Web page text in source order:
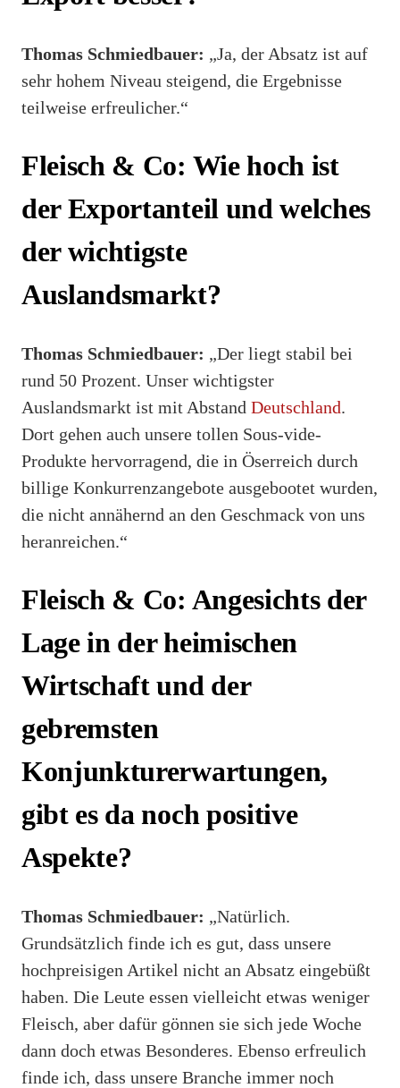
Thomas Schmiedbauer: „Ja, der Absatz ist auf
sehr hohem Niveau steigend, die Ergebnisse
teilweise erfreulicher.“
Fleisch & Co: Wie hoch ist
der Exportanteil und welches
der wichtigste
Auslandsmarkt?
Thomas Schmiedbauer: „Der liegt stabil bei
rund 50 Prozent. Unser wichtigster
Auslandsmarkt ist mit Abstand Deutschland.
Dort gehen auch unsere tollen Sous-vide-
Produkte hervorragend, die in Öserreich durch
billige Konkurrenzangebote ausgebootet wurden,
die nicht annähernd an den Geschmack von uns
heranreichen.“
Fleisch & Co: Angesichts der
Lage in der heimischen
Wirtschaft und der
gebremsten
Konjunkturerwartungen,
gibt es da noch positive
Aspekte?
Thomas Schmiedbauer: „Natürlich.
Grundsätzlich finde ich es gut, dass unsere
hochpreisigen Artikel nicht an Absatz eingebüßt
haben. Die Leute essen vielleicht etwas weniger
Fleisch, aber dafür gönnen sie sich jede Woche
dann doch etwas Besonderes. Ebenso erfreulich
finde ich, dass unsere Branche immer noch